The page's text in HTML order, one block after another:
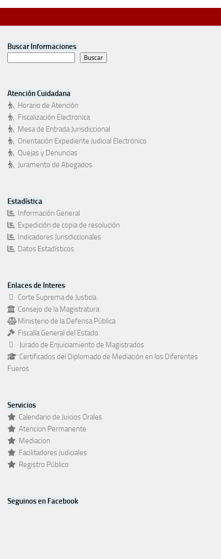
Buscar Informaciones
Buscar
Atención Cuidadana
Horario de Atención
Fiscalización Electronica
Mesa de Entrada Jurisdiccional
Orientación Expediente Judicial Electrónico
Quejas y Denuncias
Juramento de Abogados
Estadística
Información General
Expedición de copia de resolución
Indicadores Jurisdiccionales
Datos Estadísticos
Enlaces de Interes
Corte Suprema de Justicia
Consejo de la Magistratura
Ministerio de la Defensa Pública
Fiscalía General del Estado
Jurado de Enjuiciamiento de Magistrados
Certificados del Diplomado de Mediación en los Diferentes
Fueros
Servicios
Calendario de Juicios Orales
Atencion Permanente
Mediacion
Facilitadores Judiciales
Registro Público
Seguinos en Facebook